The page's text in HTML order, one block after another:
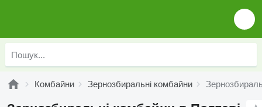
Комбайни Зернозбиральні комбайни